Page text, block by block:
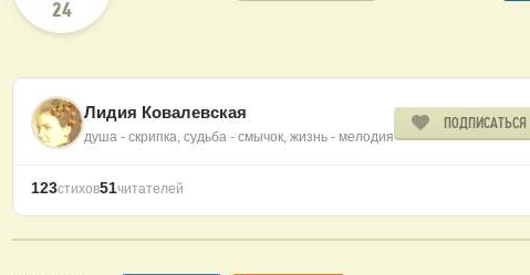
24
Лидия Ковалевская
душа - скрипка, судьба - смычок, жизнь - мелодия
ПОДПИСАТЬСЯ
123стихов51читателей